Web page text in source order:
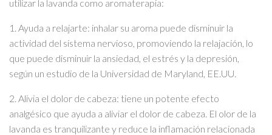
utilizar la lavanda como aromaterapia:
1. Ayuda a relajarte: inhalar su aroma puede disminuir la
actividad del sistema nervioso, promoviendo la relajación, lo
que puede disminuir la ansiedad, el estrés y la depresión,
según un estudio de la Universidad de Maryland, EE.UU.
2. Alivia el dolor de cabeza: tiene un potente efecto
analgésico que ayuda a aliviar el dolor de cabeza. El olor de la
lavanda es tranquilizante y reduce la inflamación relacionada